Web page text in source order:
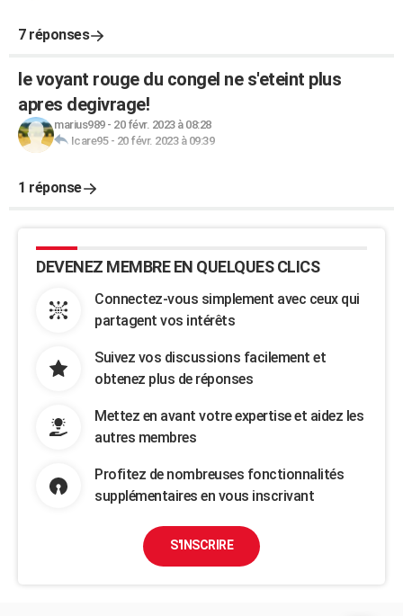
7 réponses
le voyant rouge du congel ne s'eteint plus
apres degivrage!
marius989- 20 févr. 2023 à 08:28
Icare95- 20 févr. 2023 à 09:39
1 réponse
DEVENEZ MEMBRE EN QUELQUES CLICS
Connectez-vous simplement avec ceux qui
partagent vos intérêts
Suivez vos discussions facilement et
obtenez plus de réponses
Mettez en avant votre expertise et aidez les
autres membres
Profitez de nombreuses fonctionnalités
supplémentaires en vous inscrivant
S'INSCRIRE